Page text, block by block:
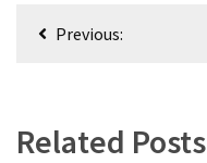
Навигация
Previous:
Related Posts